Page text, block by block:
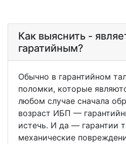
Как выяснить -
гаратийным?
Обычно в гарантийном
поломки, которые
любом случае сначала
возраст ИБП —
истечь. И да — гарантии
механические